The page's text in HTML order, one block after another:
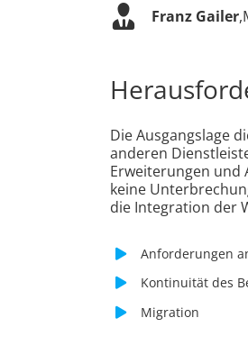
Franz Gailer,
Die Ausgangslage
anderen
Erweiterungen und
keine
die Integration der
Anforderungen
Kontinuität des
Migration